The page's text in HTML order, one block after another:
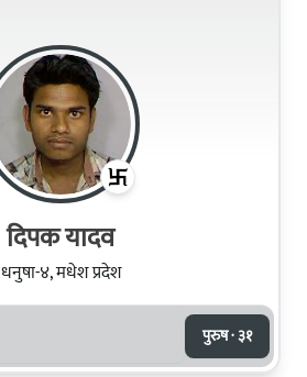
दिपक यादव
धनुषा-४, मधेश प्रदेश
पुरुष · ३१